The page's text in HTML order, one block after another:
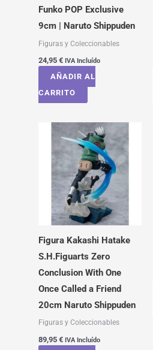
Funko POP Exclusive
9cm | Naruto Shippuden
Figuras y Coleccionables
24,95 € IVA Incluído
AÑADIR AL
CARRITO
Figura Kakashi Hatake
S.H.Figuarts Zero
Conclusion With One
Once Called a Friend
20cm Naruto Shippuden
Figuras y Coleccionables
89,95 € IVA Incluído